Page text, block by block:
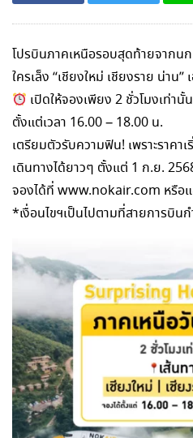
โปรบินภาคเหนือรอบสุดท้ายจากน
ใครเล็ง “เชียงใหม่ เชียงราย น่าน”
เปิดให้จองเพียง 2 ชั่วโมงเท่านั้น
ตั้งแต่เวลา 16.00 – 18.00 น.
เตรียมตัวรับความฟิน! เพราะราคา
เดินทางได้ยาวๆ ตั้งแต่ 1 ก.ย.
จองได้ที่ www.nokair.com หรือ
*เงื่อนไขฯเป็นไปตามที่สายการบิน